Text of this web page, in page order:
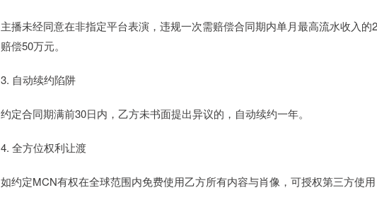
主播未经同意在非指定平台表演，违规一次需赔偿合同期内单月最高流水收入
赔偿50万元。
3. 自动续约陷阱
约定合同期满前30日内，乙方未书面提出异议的，自动续约一年。
4. 全方位权利让渡
如约定MCN有权在全球范围内免费使用乙方所有内容与肖像，可授权第三方使用